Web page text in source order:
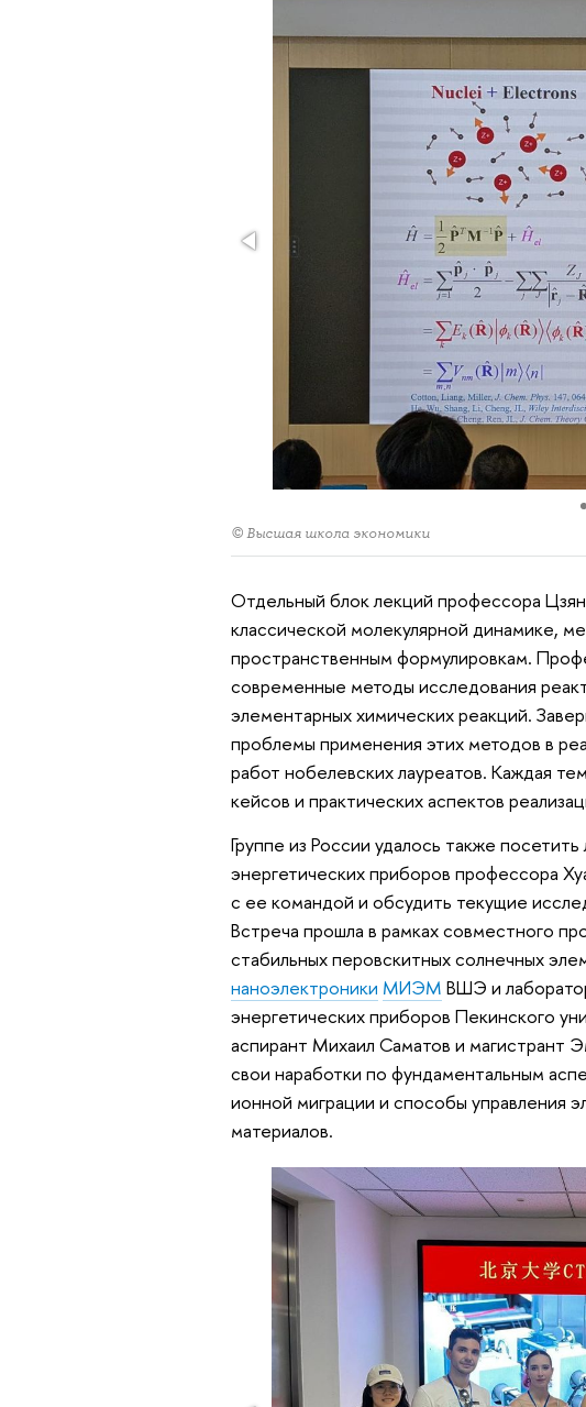
© Высшая школа экономики
Отдельный блок лекций профессора
классической молекулярной динамике,
пространственным формулировкам.
современные методы исследования
элементарных химических реакций.
проблемы применения этих методов в
работ нобелевских лауреатов. Каждая
кейсов и практических аспектов
Группе из России удалось также
энергетических приборов профессора
с ее командой и обсудить текущие
Встреча прошла в рамках совместного
стабильных перовскитных солнечных
наноэлектроники МИЭМ ВШЭ и
энергетических приборов Пекинского
аспирант Михаил Саматов и магистрант
свои наработки по фундаментальным
ионной миграции и способы управления
материалов.